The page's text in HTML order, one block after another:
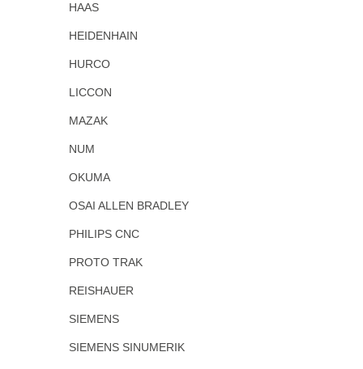
HAAS
HEIDENHAIN
HURCO
LICCON
MAZAK
NUM
OKUMA
OSAI ALLEN BRADLEY
PHILIPS CNC
PROTO TRAK
REISHAUER
SIEMENS
SIEMENS SINUMERIK